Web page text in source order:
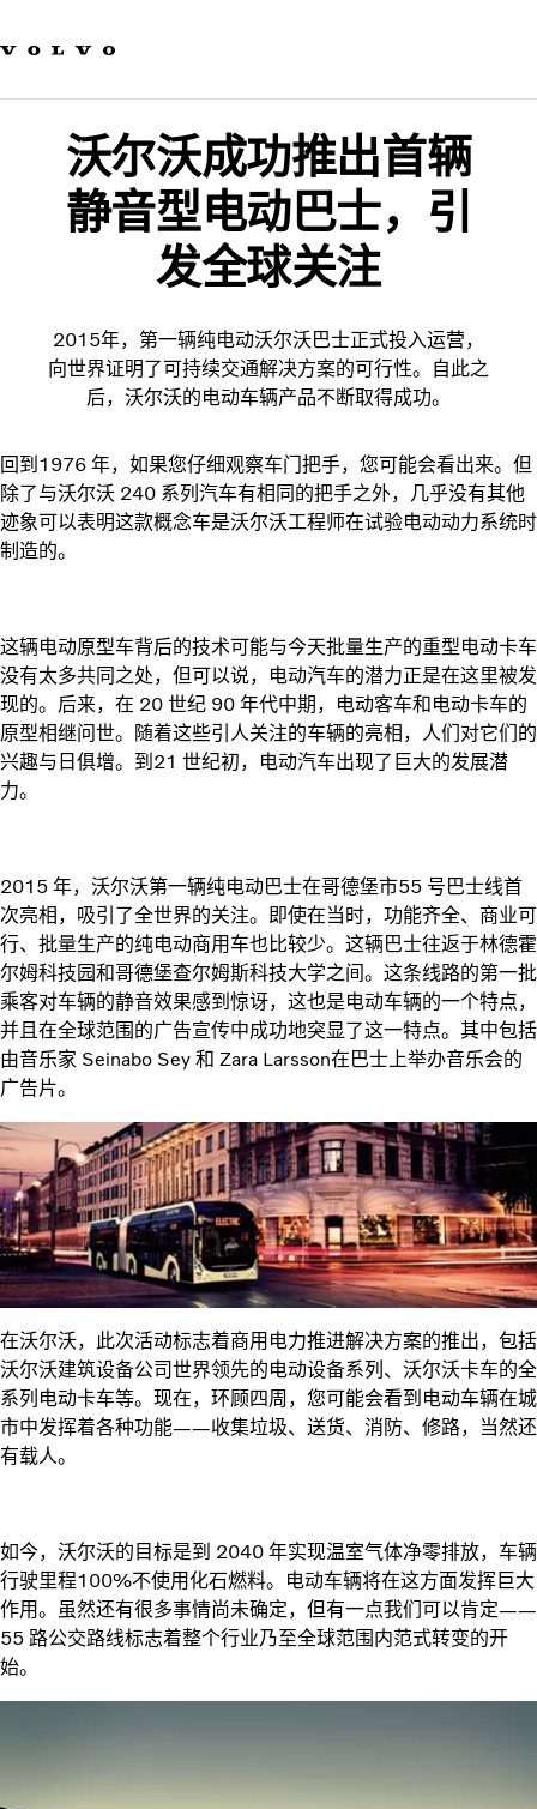
可持续发展
工作机会
新闻与媒体
关于我们
沃尔沃成功推出首辆
静音型电动巴士，引
发全球关注
2015年，第一辆纯电动沃尔沃巴士正式投入运营，
向世界证明了可持续交通解决方案的可行性。自此之
后，沃尔沃的电动车辆产品不断取得成功。
回到1976 年，如果您仔细观察车门把手，您可能会看出来。但
除了与沃尔沃 240 系列汽车有相同的把手之外，几乎没有其他
迹象可以表明这款概念车是沃尔沃工程师在试验电动动力系统时
制造的。
这辆电动原型车背后的技术可能与今天批量生产的重型电动卡车
没有太多共同之处，但可以说，电动汽车的潜力正是在这里被发
现的。后来，在 20 世纪 90 年代中期，电动客车和电动卡车的
原型相继问世。随着这些引人关注的车辆的亮相，人们对它们的
兴趣与日俱增。到21 世纪初，电动汽车出现了巨大的发展潜
力。
2015 年，沃尔沃第一辆纯电动巴士在哥德堡市55 号巴士线首
次亮相，吸引了全世界的关注。即使在当时，功能齐全、商业可
行、批量生产的纯电动商用车也比较少。这辆巴士往返于林德霍
尔姆科技园和哥德堡查尔姆斯科技大学之间。这条线路的第一批
乘客对车辆的静音效果感到惊讶，这也是电动车辆的一个特点，
并且在全球范围的广告宣传中成功地突显了这一特点。其中包括
由音乐家 Seinabo Sey 和 Zara Larsson在巴士上举办音乐会的
广告片。
在沃尔沃，此次活动标志着商用电力推进解决方案的推出，包括
沃尔沃建筑设备公司世界领先的电动设备系列、沃尔沃卡车的全
系列电动卡车等。现在，环顾四周，您可能会看到电动车辆在城
市中发挥着各种功能——收集垃圾、送货、消防、修路，当然还
有载人。
如今，沃尔沃的目标是到 2040 年实现温室气体净零排放，车辆
行驶里程100%不使用化石燃料。电动车辆将在这方面发挥巨大
作用。虽然还有很多事情尚未确定，但有一点我们可以肯定——
55 路公交路线标志着整个行业乃至全球范围内范式转变的开
始。